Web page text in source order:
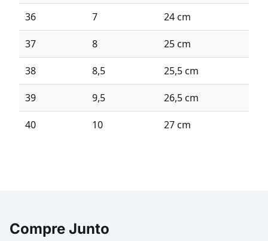
36 7 24 cm
37 8 25 cm
38 8,5 25,5 cm
39 9,5 26,5 cm
40 10 27 cm
Compre Junto